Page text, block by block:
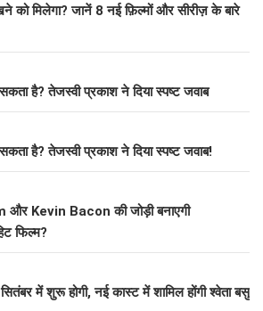
को मिलेगा? जानें 8 नई फ़िल्मों और सीरीज़ के बारे
है? तेजस्वी प्रकाश ने दिया स्पष्ट जवाब
है? तेजस्वी प्रकाश ने दिया स्पष्ट जवाब!
Kevin Bacon की जोड़ी बनाएगी
फिल्म?
में शुरू होगी, नई कास्ट में शामिल होंगी श्वेता बसु